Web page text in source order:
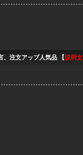
、注文アップ人気品 【説明文